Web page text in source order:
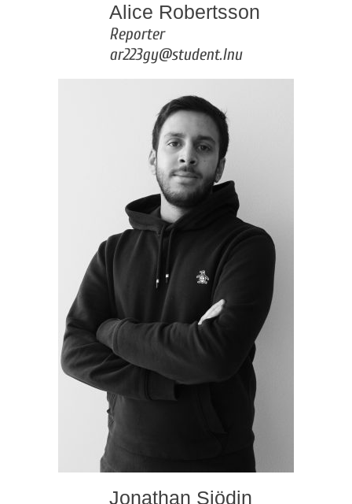
Alice Robertsson
Reporter
ar223gy@student.lnu
Jonathan Sjödin